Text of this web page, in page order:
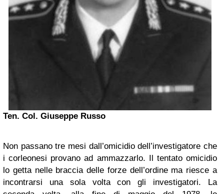
Ten. Col. Giuseppe Russo
Non passano tre mesi dall’omicidio dell’investigatore che
i corleonesi provano ad ammazzarlo. Il tentato omicidio
lo getta nelle braccia delle forze dell’ordine ma riesce a
incontrarsi una sola volta con gli investigatori. La